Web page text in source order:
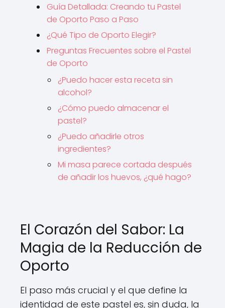
Guía Detallada: Creando tu Pastel
de Oporto Paso a Paso
¿Qué Tipo de Oporto Elegir?
Preguntas Frecuentes sobre el Pastel
de Oporto
¿Puedo hacer esta receta sin
alcohol?
¿Cómo puedo almacenar el
pastel?
¿Puedo añadirle otros
ingredientes?
Mi masa parece cortada después
de añadir los huevos, ¿qué hago?
El Corazón del Sabor: La
Magia de la Reducción de
Oporto
El paso más crucial y el que define la
identidad de este pastel es, sin duda, la